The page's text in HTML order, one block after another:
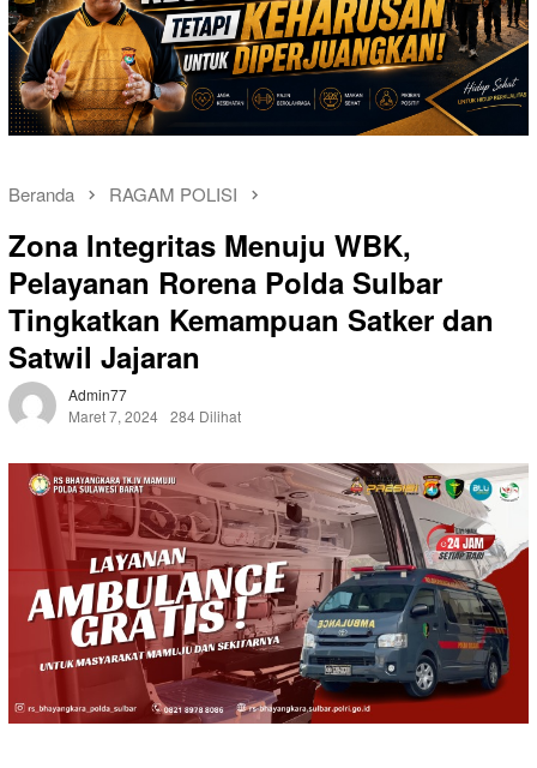
Beranda RAGAM POLISI
Zona Integritas Menuju WBK,
Pelayanan Rorena Polda Sulbar
Tingkatkan Kemampuan Satker dan
Satwil Jajaran
Admin77
Maret 7, 2024 284 Dilihat